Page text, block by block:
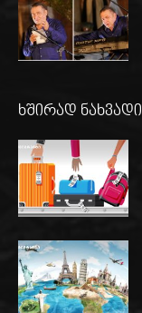
ხშირად ნახვადი